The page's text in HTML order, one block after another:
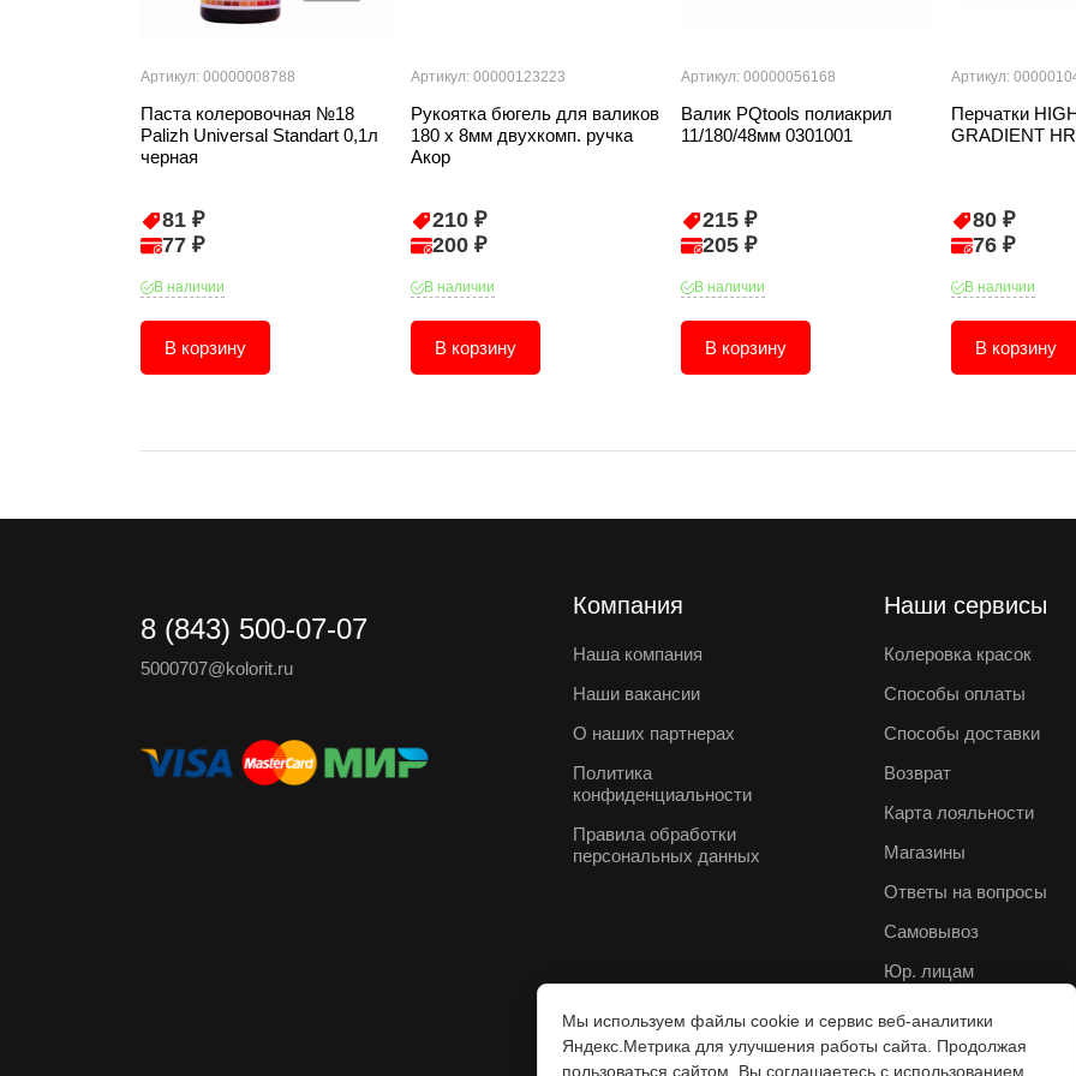
Артикул: 00000008788
Паста колеровочная №18
Palizh Universal Standart 0,1л
черная
81 ₽
77 ₽
В наличии
В корзину
Артикул: 00000123223
Рукоятка бюгель для валиков
180 х 8мм двухкомп. ручка
Акор
210 ₽
200 ₽
В наличии
В корзину
Артикул: 00000056168
Валик PQtools полиакрил
11/180/48мм 0301001
215 ₽
205 ₽
В наличии
В корзину
Артикул:
Перчатки
GRADIENT
80 ₽
76 ₽
В наличии
В корзину
8 (843) 500-07-07
5000707@kolorit.ru
Компания
Наша компания
Наши вакансии
О наших партнерах
Политика
конфиденциальности
Правила обработки
персональных данных
Наши сервисы
Колеровка красок
Способы оплаты
Способы доставки
Возврат
Карта лояльности
Магазины
Ответы на вопросы
Самовывоз
Юр. лицам
Мы используем файлы cookie и сервис веб-аналитики
Яндекс.Метрика для улучшения работы сайта. Продолжая
пользоваться сайтом, Вы соглашаетесь с использованием